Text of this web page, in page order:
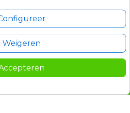
Weigeren